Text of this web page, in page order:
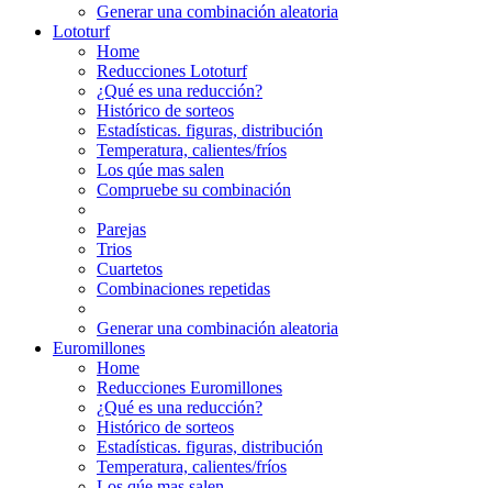
Generar una combinación aleatoria
Lototurf
Home
Reducciones Lototurf
¿Qué es una reducción?
Histórico de sorteos
Estadísticas. figuras, distribución
Temperatura, calientes/fríos
Los qúe mas salen
Compruebe su combinación
Parejas
Trios
Cuartetos
Combinaciones repetidas
Generar una combinación aleatoria
Euromillones
Home
Reducciones Euromillones
¿Qué es una reducción?
Histórico de sorteos
Estadísticas. figuras, distribución
Temperatura, calientes/fríos